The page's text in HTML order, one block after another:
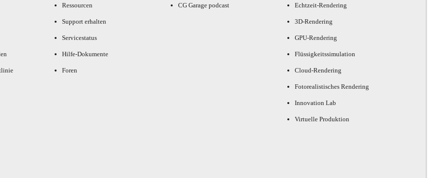
Ressourcen
Support erhalten
Servicestatus
Hilfe-Dokumente
Foren
CG Garage podcast Echtzeit-Rendering
3D-Rendering
GPU-Rendering
Flüssigkeitssimulation
Cloud-Rendering
Fotorealistisches Rendering
Innovation Lab
Virtuelle Produktion